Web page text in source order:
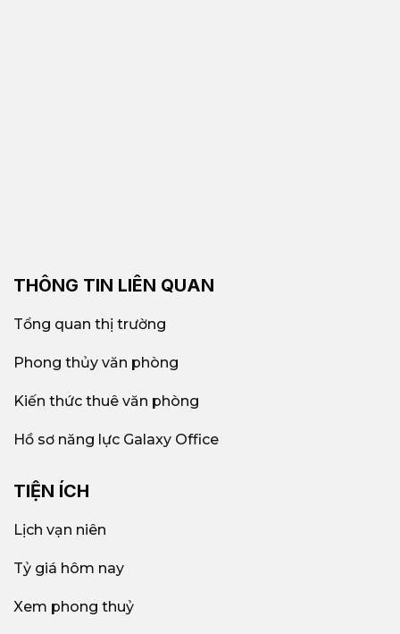
THÔNG TIN LIÊN QUAN
Tổng quan thị trường
Phong thủy văn phòng
Kiến thức thuê văn phòng
Hồ sơ năng lực Galaxy Office
TIỆN ÍCH
Lịch vạn niên
Tỷ giá hôm nay
Xem phong thuỷ